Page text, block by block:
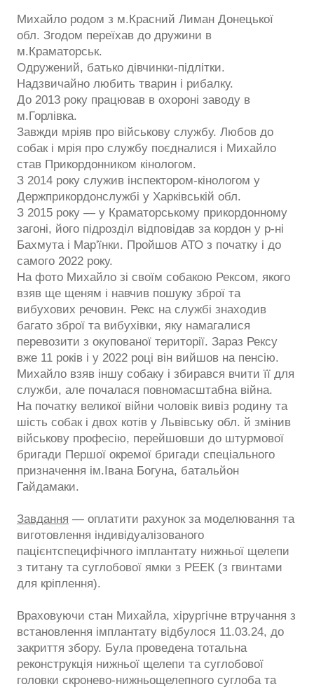
Михайло родом з м.Красний Лиман Донецької
обл. Згодом переїхав до дружини в
м.Краматорськ.
Одружений, батько дівчинки-підлітки.
Надзвичайно любить тварин і рибалку.
До 2013 року працював в охороні заводу в
м.Горлівка.
Завжди мріяв про військову службу. Любов до
собак і мрія про службу поєдналися і Михайло
став Прикордонником кінологом.
З 2014 року служив інспектором-кінологом у
Держприкордонслужбі у Харківській обл.
З 2015 року — у Краматорському прикордонному
загоні, його підрозділ відповідав за кордон у р-ні
Бахмута і Мар'їнки. Пройшов АТО з початку і до
самого 2022 року.
На фото Михайло зі своїм собакою Рексом, якого
взяв ще щеням і навчив пошуку зброї та
вибухових речовин. Рекс на службі знаходив
багато зброї та вибухівки, яку намагалися
перевозити з окупованої території. Зараз Рексу
вже 11 років і у 2022 році він вийшов на пенсію.
Михайло взяв іншу собаку і збирався вчити її для
служби, але почалася повномасштабна війна.
На початку великої війни чоловік вивіз родину та
шість собак і двох котів у Львівську обл. й змінив
військову професію, перейшовши до штурмової
бригади Першої окремої бригади спеціального
призначення ім.Івана Богуна, батальйон
Гайдамаки.
Завдання — оплатити рахунок за моделювання та
виготовлення індивідуалізованого
пацієнтспецифічного імплантату нижньої щелепи
з титану та суглобової ямки з РЕЕК (з гвинтами
для кріплення).
Враховуючи стан Михайла, хірургічне втручання з
встановлення імплантату відбулося 11.03.24, до
закриття збору. Була проведена тотальна
реконструкція нижньої щелепи та суглобової
головки скронево-нижньощелепного суглоба та